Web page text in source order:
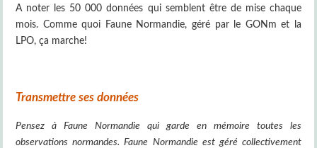
A noter les 50 000 données qui semblent être de mise chaque
mois. Comme quoi Faune Normandie, géré par le GONm et la
LPO, ça marche!
Transmettre ses données
Pensez à Faune Normandie qui garde en mémoire toutes les
observations normandes. Faune Normandie est géré collectivement